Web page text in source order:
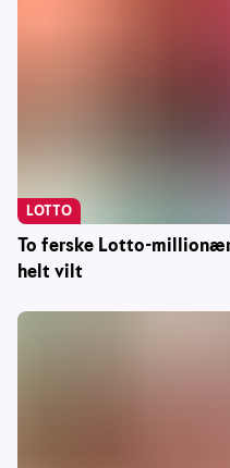
To ferske Lotto-
helt vilt
LOTTO